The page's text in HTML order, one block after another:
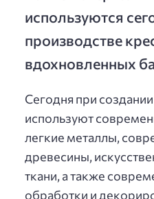
используются
производстве
вдохновленных
Сегодня при
используют
легкие металлы,
древесины,
ткани, а также
обработки и